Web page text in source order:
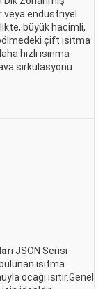
veya endüstriyel
büyük hacimli,
çift ısıtma
hızlı ısınma
sirkülasyonu
ı JSON Serisi
ısıtma
ocağı ısıtır.Genel